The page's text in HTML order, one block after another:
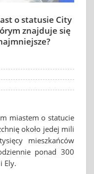
o statusie City
znajduje się
miastem o statucie
około jedej mili
mieszkańców
ponad 300
Ely.